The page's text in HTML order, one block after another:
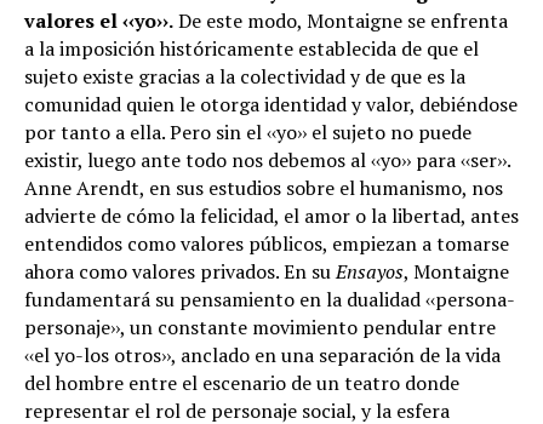
valores el ‹‹yo››.De este modo, Montaigne se enfrenta
a la imposición históricamente establecida de que el
sujeto existe gracias a la colectividad y de que es la
comunidad quien le otorga identidad y valor, debiéndose
por tanto a ella. Pero sin el ‹‹yo›› el sujeto no puede
existir, luego ante todo nos debemos al ‹‹yo›› para ‹‹ser››.
Anne Arendt, en sus estudios sobre el humanismo, nos
advierte de cómo la felicidad, el amor o la libertad, antes
entendidos como valores públicos, empiezan a tomarse
ahora como valores privados. En suEnsayos, Montaigne
fundamentará su pensamiento en la dualidad ‹‹persona-
personaje››, un constante movimiento pendular entre
‹‹el yo-los otros››, anclado en una separación de la vida
del hombre entre el escenario de un teatro donde
representar el rol de personaje social, y la esfera